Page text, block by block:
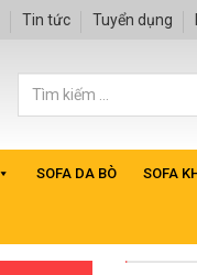
Tin tức Tuyển dụng
SOFA DA BÒ SOFA